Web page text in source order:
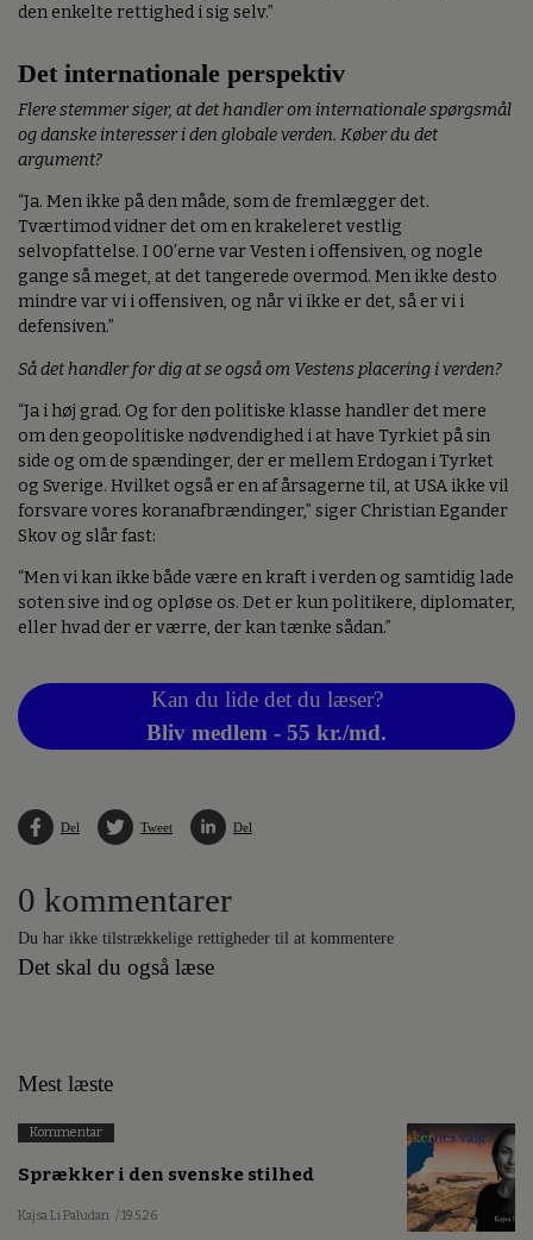
den enkelte rettighed i sig selv.”
Det internationale perspektiv
Flere stemmer siger, at det handler om internationale spørgsmål
og danske interesser i den globale verden. Køber du det
argument?
“Ja. Men ikke på den måde, som de fremlægger det.
Tværtimod vidner det om en krakeleret vestlig
selvopfattelse. I 00’erne var Vesten i offensiven, og nogle
gange så meget, at det tangerede overmod. Men ikke desto
mindre var vi i offensiven, og når vi ikke er det, så er vi i
defensiven.”
Så det handler for dig at se også om Vestens placering i verden?
“Ja i høj grad. Og for den politiske klasse handler det mere
om den geopolitiske nødvendighed i at have Tyrkiet på sin
side og om de spændinger, der er mellem Erdogan i Tyrket
og Sverige. Hvilket også er en af årsagerne til, at USA ikke vil
forsvare vores koranafbrændinger,” siger Christian Egander
Skov og slår fast:
“Men vi kan ikke både være en kraft i verden og samtidig lade
soten sive ind og opløse os. Det er kun politikere, diplomater,
eller hvad der er værre, der kan tænke sådan.”
Kan du lide det du læser?
Bliv medlem - 55 kr./md.
Del Tweet Del
0 kommentarer
Du har ikke tilstrækkelige rettigheder til at kommentere
Det skal du også læse
Mest læste
Kommentar
Sprækker i den svenske stilhed
Kajsa Li Paludan / 19.5.26